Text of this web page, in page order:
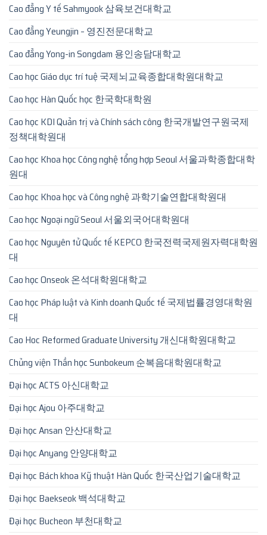
Cao đẳng Y tế Sahmyook 삼육보건대학교
Cao đẳng Yeungjin – 영진전문대학교
Cao đẳng Yong-in Songdam 용인송담대학교
Cao học Giáo dục trí tuệ 국제뇌교육종합대학원대학교
Cao học Hàn Quốc học 한국학대학원
Cao học KDI Quản trị và Chính sách công 한국개발연구원국제
정책대학원대
Cao học Khoa học Công nghệ tổng hợp Seoul 서울과학종합대학
원대
Cao học Khoa học và Công nghệ 과학기술연합대학원대
Cao học Ngoại ngữ Seoul 서울외국어대학원대
Cao học Nguyên tử Quốc tế KEPCO 한국전력국제원자력대학원
대
Cao học Onseok 온석대학원대학교
Cao học Pháp luật và Kinh doanh Quốc tế 국제법률경영대학원
대
Cao Hoc Reformed Graduate University 개신대학원대학교
Chủng viện Thần học Sunbokeum 순복음대학원대학교
Đại học ACTS 아신대학교
Đại học Ajou 아주대학교
Đại học Ansan 안산대학교
Đại học Anyang 안양대학교
Đại học Bách khoa Kỹ thuật Hàn Quốc 한국산업기술대학교
Đại học Baekseok 백석대학교
Đại học Bucheon 부천대학교